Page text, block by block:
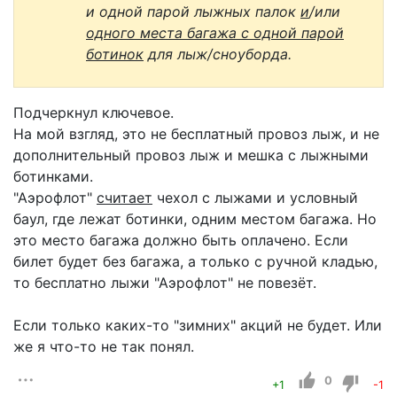
и одной парой лыжных палок и/или
одного места багажа с одной парой
ботинок для лыж/сноуборда.
Подчеркнул ключевое.
На мой взгляд, это не бесплатный провоз лыж, и не
дополнительный провоз лыж и мешка с лыжными
ботинками.
"Аэрофлот" считает чехол с лыжами и условный
баул, где лежат ботинки, одним местом багажа. Но
это место багажа должно быть оплачено. Если
билет будет без багажа, а только с ручной кладью,
то бесплатно лыжи "Аэрофлот" не повезёт.
Если только каких-то "зимних" акций не будет. Или
же я что-то не так понял.
+1 0 -1